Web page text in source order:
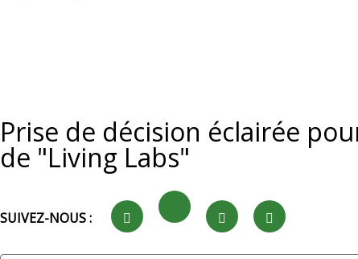
Prise de décision éclairée
de "Living Labs"
SUIVEZ-NOUS :